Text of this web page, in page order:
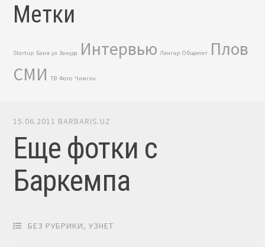
Метки
Startup Баня.уз Зануда Интервью Лангар Общепит Плов
СМИ ТВ Фото Чимган
15.06.2011 BARBARIS.UZ
Еще фотки с
Баркемпа
БЕЗ РУБРИКИ,УЗНЕТ